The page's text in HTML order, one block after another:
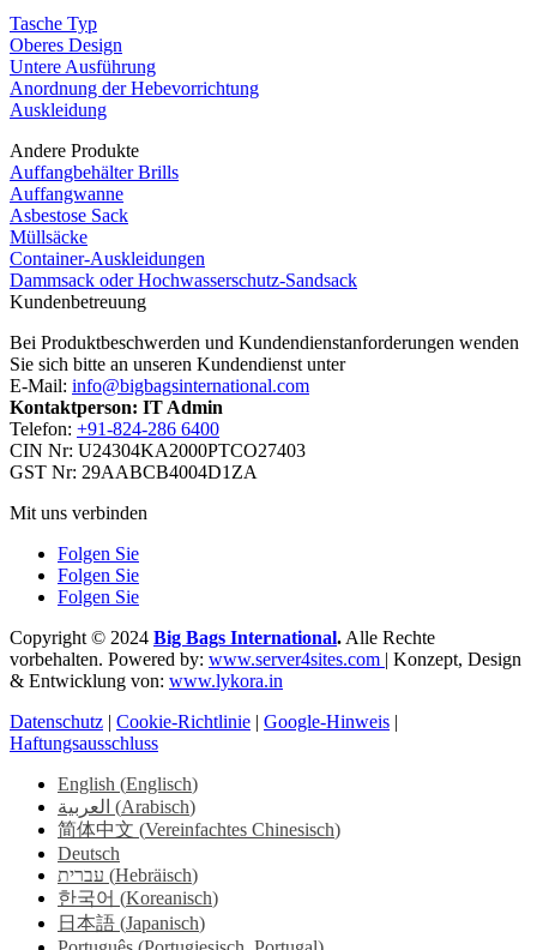
Tasche Typ
Oberes Design
Untere Ausführung
Anordnung der Hebevorrichtung
Auskleidung
Andere Produkte
Auffangbehälter Brills
Auffangwanne
Asbestose Sack
Müllsäcke
Container-Auskleidungen
Dammsack oder Hochwasserschutz-Sandsack
Kundenbetreuung
Bei Produktbeschwerden und Kundendienstanforderungen wenden
Sie sich bitte an unseren Kundendienst unter
E-Mail: info@bigbagsinternational.com
Kontaktperson: IT Admin
Telefon: +91-824-286 6400
CIN Nr: U24304KA2000PTCO27403
GST Nr: 29AABCB4004D1ZA
Mit uns verbinden
Folgen Sie
Folgen Sie
Folgen Sie
Copyright © 2024 Big Bags International. Alle Rechte
vorbehalten. Powered by: www.server4sites.com | Konzept, Design
& Entwicklung von: www.lykora.in
Datenschutz | Cookie-Richtlinie | Google-Hinweis |
Haftungsausschluss
English (Englisch)
العربية (Arabisch)
简体中文 (Vereinfachtes Chinesisch)
Deutsch
עברית (Hebräisch)
한국어 (Koreanisch)
日本語 (Japanisch)